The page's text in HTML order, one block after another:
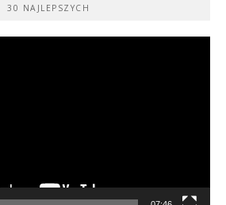
30 NAJLEPSZYCH